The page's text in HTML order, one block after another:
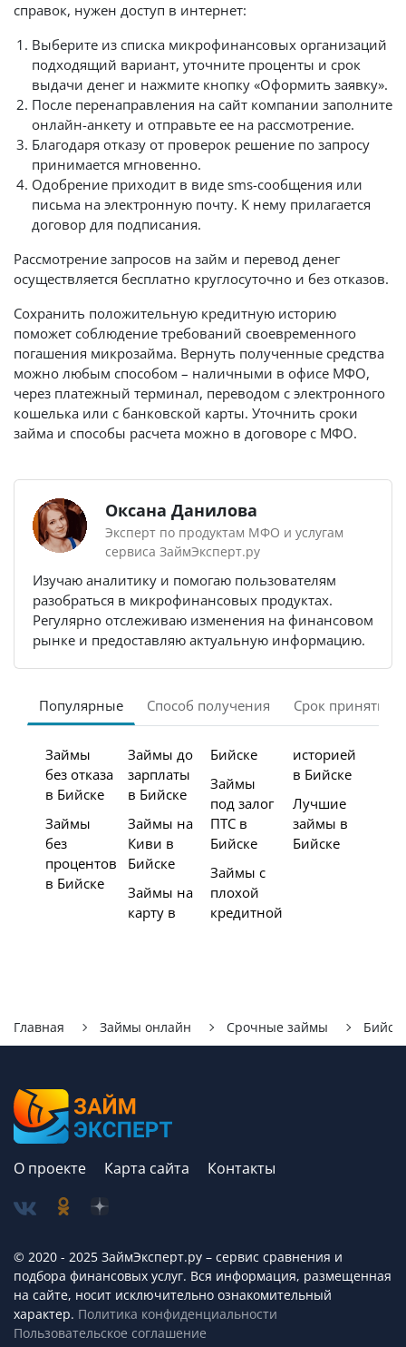
справок, нужен доступ в интернет:
Выберите из списка микрофинансовых организаций
подходящий вариант, уточните проценты и срок
выдачи денег и нажмите кнопку «Оформить заявку».
После перенаправления на сайт компании заполните
онлайн-анкету и отправьте ее на рассмотрение.
Благодаря отказу от проверок решение по запросу
принимается мгновенно.
Одобрение приходит в виде sms-сообщения или
письма на электронную почту. К нему прилагается
договор для подписания.
Рассмотрение запросов на займ и перевод денег
осуществляется бесплатно круглосуточно и без отказов.
Сохранить положительную кредитную историю
поможет соблюдение требований своевременного
погашения микрозайма. Вернуть полученные средства
можно любым способом – наличными в офисе МФО,
через платежный терминал, переводом с электронного
кошелька или с банковской карты. Уточнить сроки
займа и способы расчета можно в договоре с МФО.
Оксана Данилова
Эксперт по продуктам МФО и услугам
сервиса ЗаймЭксперт.ру
Изучаю аналитику и помогаю пользователям
разобраться в микрофинансовых продуктах.
Регулярно отслеживаю изменения на финансовом
рынке и предоставляю актуальную информацию.
Популярные Способ получения Срок принятия
Займы
без отказа
в Бийске
Займы
без
процентов
в Бийске
Займы до
зарплаты
в Бийске
Займы на
Киви в
Бийске
Займы на
карту в
Бийске
Займы
под залог
ПТС в
Бийске
Займы с
плохой
кредитной
историей
в Бийске
Лучшие
займы в
Бийске
Главная Займы онлайн Срочные займы Бийск
О проекте Карта сайта Контакты
© 2020 - 2025 ЗаймЭксперт.ру – сервис cравнения и
подбора финансовых услуг. Вся информация, размещенная
на сайте, носит исключительно ознакомительный
характер. Политика конфиденциальности
Пользовательское соглашение